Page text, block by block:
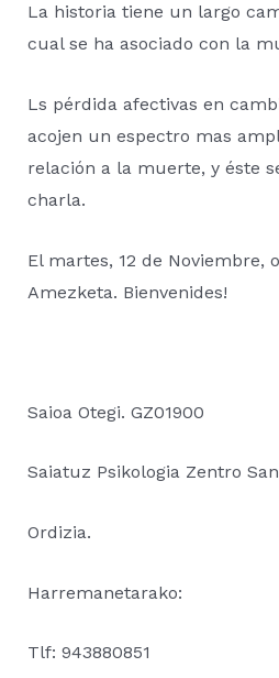
La historia tiene un largo
cual se ha asociado con la
Ls pérdida afectivas en
acojen un espectro mas
relación a la muerte, y éste
charla.
El martes, 12 de Noviembre,
Amezketa. Bienvenides!
Saioa Otegi. GZ01900
Saiatuz Psikologia Zentro
Ordizia.
Harremanetarako:
Tlf: 943880851